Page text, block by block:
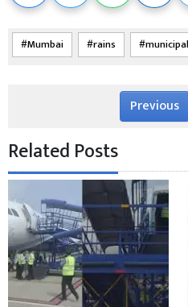
Mumbai rains municipal
Previous
Related Posts